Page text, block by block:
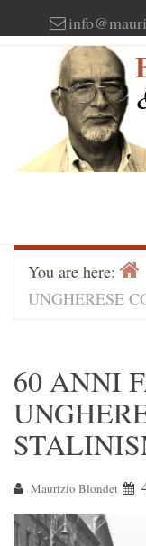
to
You are here:
UNGHERESE
60 ANNI
Maurizio Blondet